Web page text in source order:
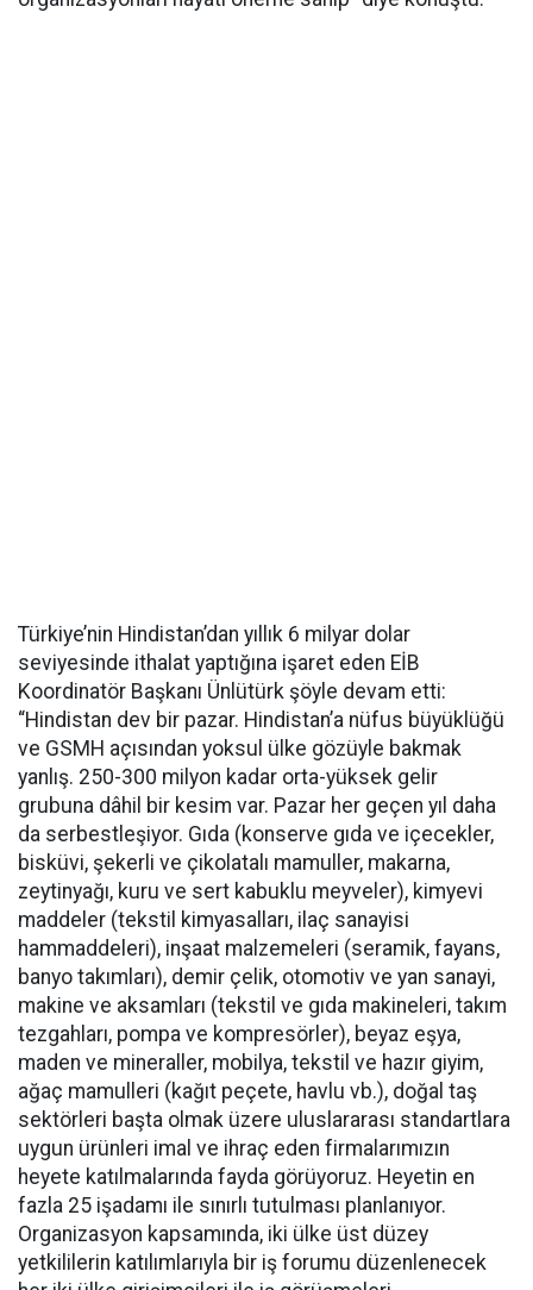
Türkiye’nin Hindistan’dan yıllık 6 milyar dolar
seviyesinde ithalat yaptığına işaret eden EİB
Koordinatör Başkanı Ünlütürk şöyle devam etti:
“Hindistan dev bir pazar. Hindistan’a nüfus büyüklüğü
ve GSMH açısından yoksul ülke gözüyle bakmak
yanlış. 250-300 milyon kadar orta-yüksek gelir
grubuna dâhil bir kesim var. Pazar her geçen yıl daha
da serbestleşiyor. Gıda (konserve gıda ve içecekler,
bisküvi, şekerli ve çikolatalı mamuller, makarna,
zeytinyağı, kuru ve sert kabuklu meyveler), kimyevi
maddeler (tekstil kimyasalları, ilaç sanayisi
hammaddeleri), inşaat malzemeleri (seramik, fayans,
banyo takımları), demir çelik, otomotiv ve yan sanayi,
makine ve aksamları (tekstil ve gıda makineleri, takım
tezgahları, pompa ve kompresörler), beyaz eşya,
maden ve mineraller, mobilya, tekstil ve hazır giyim,
ağaç mamulleri (kağıt peçete, havlu vb.), doğal taş
sektörleri başta olmak üzere uluslararası standartlara
uygun ürünleri imal ve ihraç eden firmalarımızın
heyete katılmalarında fayda görüyoruz. Heyetin en
fazla 25 işadamı ile sınırlı tutulması planlanıyor.
Organizasyon kapsamında, iki ülke üst düzey
yetkililerin katılımlarıyla bir iş forumu düzenlenecek